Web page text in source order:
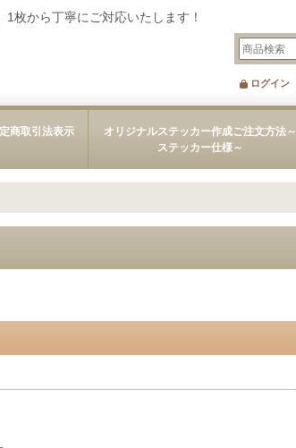
枚から丁寧にご対応いたします！
ログイン
商取引法表示
オリジナルステッカー作成ご注文方法～
ステッカー仕様～